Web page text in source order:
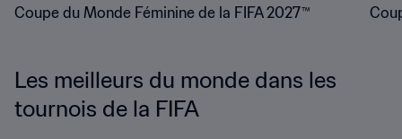
Coupe du Monde Féminine de la FIFA 2027™
Les meilleurs du monde dans les
tournois de la FIFA